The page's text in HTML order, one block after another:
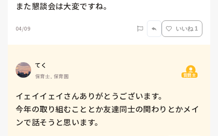
また懇談会は大変ですね。
04/09 いいね 1
てく
保育士, 保育園 質問主
イェイイェイさんありがとうございます。
今年の取り組むこととか友達同士の関わりとかメイ
ンで話そうと思います。